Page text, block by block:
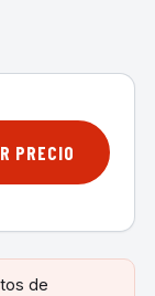
PRECIO
de